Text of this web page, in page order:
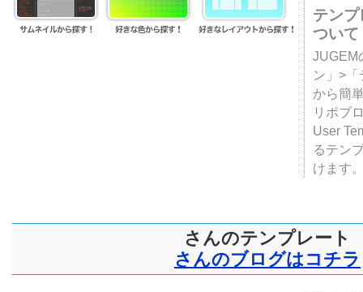
テン
ついて
JUGEM
ン」>
から簡
リポブ
User
るテン
けます
さんのテンプレート
さんのブログはコチラ